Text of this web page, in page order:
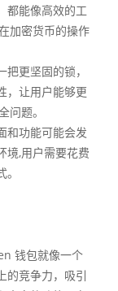
都能像高效的工
加密货币的操作
更坚固的锁，
，让用户能够更
问题。
和功能可能会发
境,用户需要花费
钱包就像一个
的竞争力，吸引